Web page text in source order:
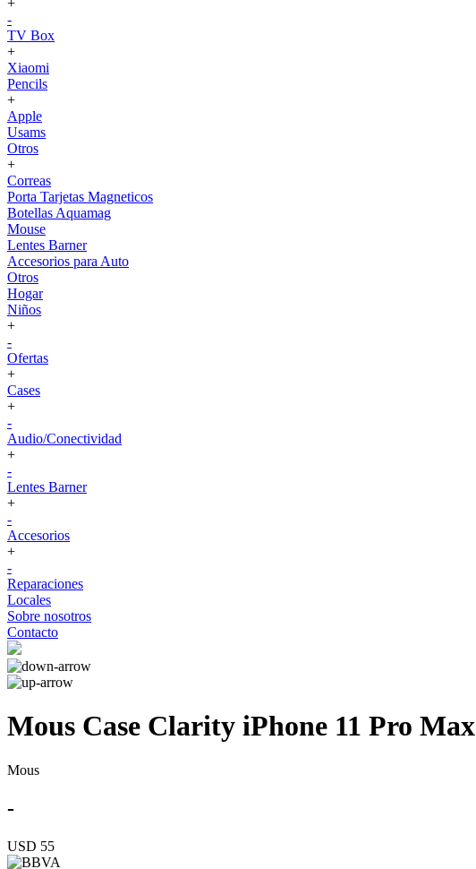
+
-
TV Box
+
Xiaomi
Pencils
+
Apple
Usams
Otros
+
Correas
Porta Tarjetas Magneticos
Botellas Aquamag
Mouse
Lentes Barner
Accesorios para Auto
Otros
Hogar
Niños
+
-
Ofertas
+
Cases
+
-
Audio/Conectividad
+
-
Lentes Barner
+
-
Accesorios
+
-
Reparaciones
Locales
Sobre nosotros
Contacto
Mous Case Clarity iPhone 11 Pro Max
Mous
-
USD 55